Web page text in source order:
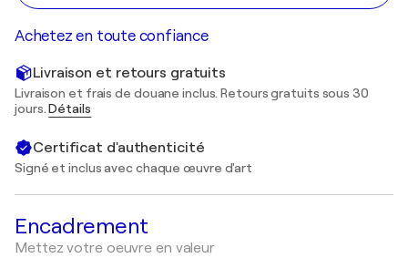
Achetez en toute confiance
Livraison et retours gratuits
Livraison et frais de douane inclus. Retours gratuits sous 30
jours.Détails
Certificat d'authenticité
Signé et inclus avec chaque œuvre d'art
Encadrement
Mettez votre oeuvre en valeur